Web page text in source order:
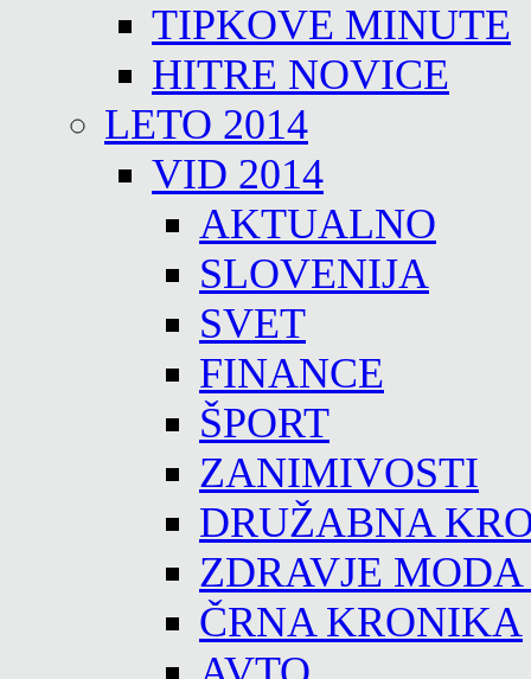
TIPKOVE MINUTE
HITRE NOVICE
LETO 2014
VID 2014
AKTUALNO
SLOVENIJA
SVET
FINANCE
ŠPORT
ZANIMIVOSTI
DRUŽABNA
ZDRAVJE
ČRNA KRONIKA